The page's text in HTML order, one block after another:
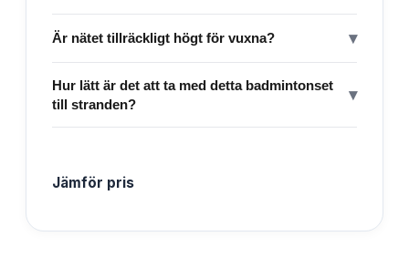
Är nätet tillräckligt högt för vuxna? ▾
Hur lätt är det att ta med detta badmintonset
till stranden?
▾
Jämför pris